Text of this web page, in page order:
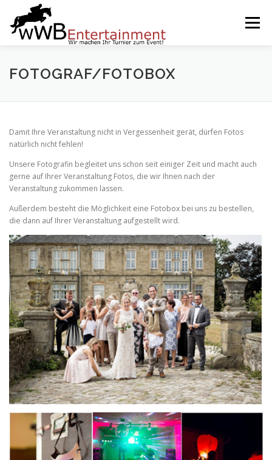
Inhalt
springen
Menü
START SERVICES EVENTS BY WWB
FOTOGRAF/FOTOBOX
Damit Ihre Veranstaltung nicht in Vergessenheit gerät, dürfen Fotos
natürlich nicht fehlen!
Unsere Fotografin begleitet uns schon seit einiger Zeit und macht auch
gerne auf Ihrer Veranstaltung Fotos, die wir Ihnen nach der
Veranstaltung zukommen lassen.
Außerdem besteht die Möglichkeit eine Fotobox bei uns zu bestellen,
die dann auf Ihrer Veranstaltung aufgestellt wird.